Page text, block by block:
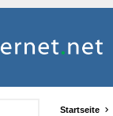
Startseite